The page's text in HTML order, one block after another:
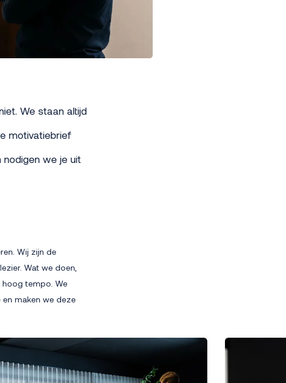
We staan altijd
motivatiebrief
we je uit
Wij zijn de
Wat we doen,
hoog tempo. We
en maken we deze